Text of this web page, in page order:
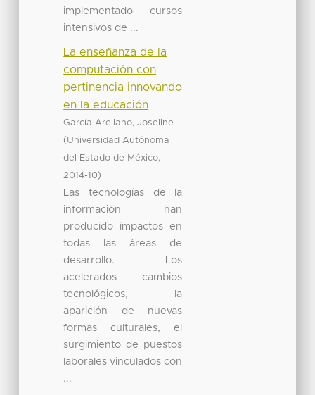
implementado cursos
intensivos de ...
La enseñanza de la
computación con
pertinencia innovando
en la educación
García Arellano, Joseline
(Universidad Autónoma
del Estado de México,
2014-10)
Las tecnologías de la
información han
producido impactos en
todas las áreas de
desarrollo. Los
acelerados cambios
tecnológicos, la
aparición de nuevas
formas culturales, el
surgimiento de puestos
laborales vinculados con
...